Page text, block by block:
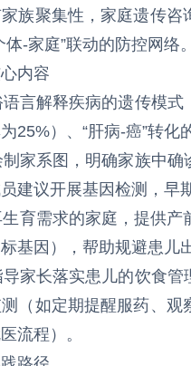
族聚集性，家庭遗传
-家庭”联动的防控网络。
内容
言解释疾病的遗传模
25%）、“肝病-癌”转化
家系图，明确家族中
建议开展基因检测，早
育需求的家庭，提供
基因），帮助规避患儿
家长落实患儿的饮食
（如定期提醒服药、
流程）。